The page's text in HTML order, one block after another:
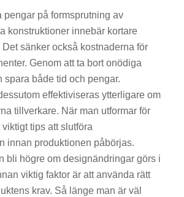
pengar på formsprutning av
konstruktioner innebär kortare
sänker också kostnaderna för
Genom att ta bort onödiga
spara både tid och pengar.
effektiviseras ytterligare om
tillverkare. När man utformar för
tips att slutföra
innan produktionen påbörjas.
bli högre om designändringar görs i
viktig faktor är att använda rätt
krav. Så länge man är väl